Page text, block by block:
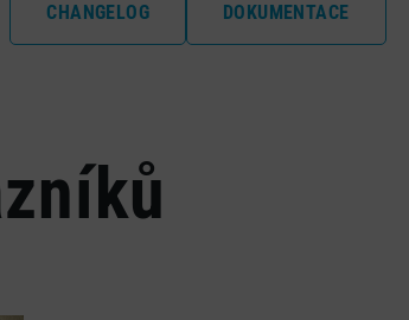
CHANGELOG DOKUMENTACE